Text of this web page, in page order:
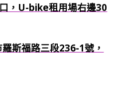
，U-bike租用場右邊30
斯福路三段236-1號，